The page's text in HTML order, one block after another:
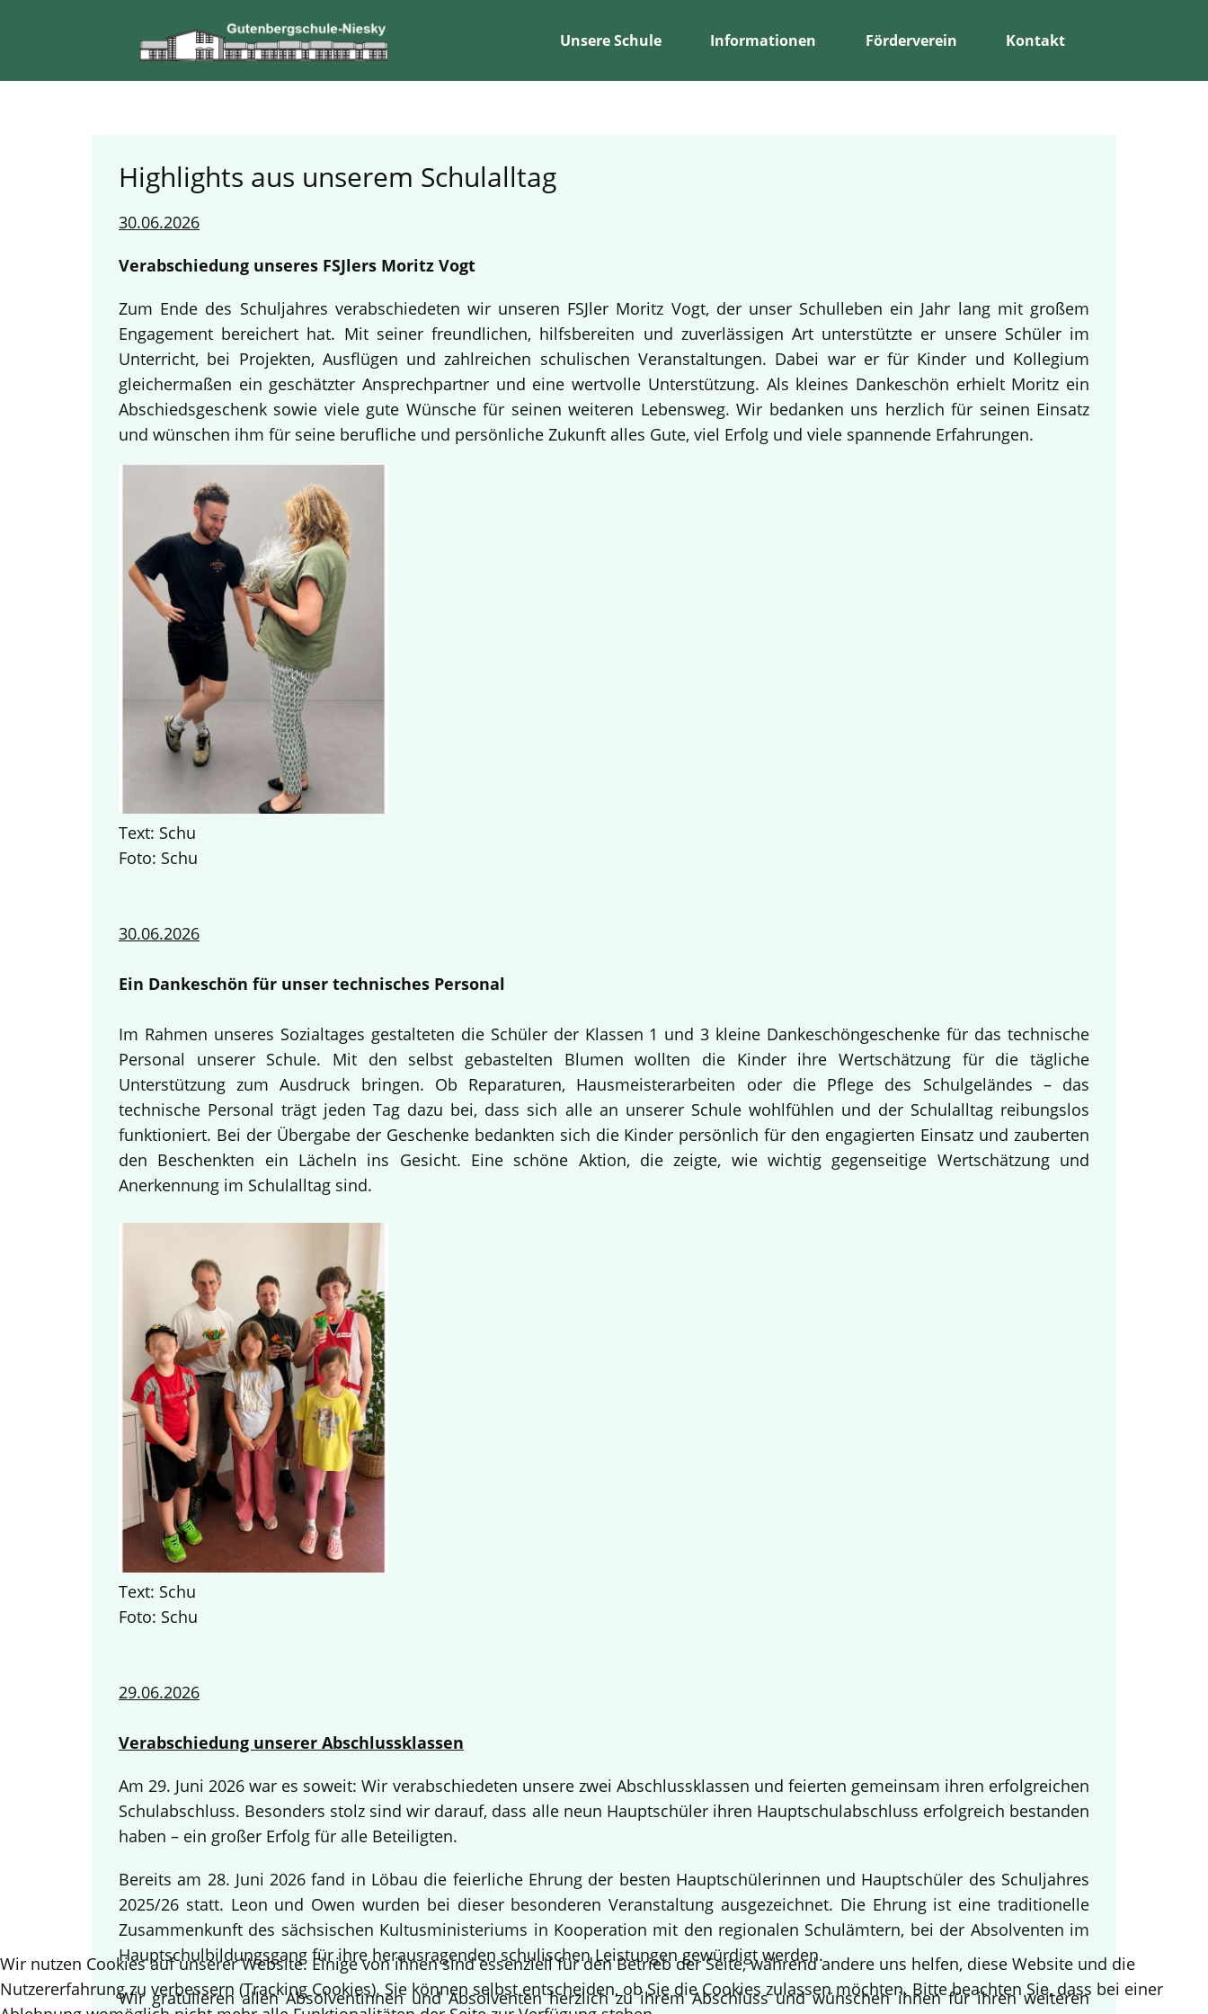
Unsere Schule Informationen Förderverein Kontakt
Highlights aus unserem Schulalltag
30.06.2026
Verabschiedung unseres FSJlers Moritz Vogt
Zum Ende des Schuljahres verabschiedeten wir unseren FSJler Moritz Vogt, der unser Schulleben ein Jahr lang mit großem
Engagement bereichert hat. Mit seiner freundlichen, hilfsbereiten und zuverlässigen Art unterstützte er unsere Schüler im
Unterricht, bei Projekten, Ausflügen und zahlreichen schulischen Veranstaltungen. Dabei war er für Kinder und Kollegium
gleichermaßen ein geschätzter Ansprechpartner und eine wertvolle Unterstützung. Als kleines Dankeschön erhielt Moritz ein
Abschiedsgeschenk sowie viele gute Wünsche für seinen weiteren Lebensweg. Wir bedanken uns herzlich für seinen Einsatz
und wünschen ihm für seine berufliche und persönliche Zukunft alles Gute, viel Erfolg und viele spannende Erfahrungen.
Text: Schu
Foto: Schu
30.06.2026
Ein Dankeschön für unser technisches Personal
Im Rahmen unseres Sozialtages gestalteten die Schüler der Klassen 1 und 3 kleine Dankeschöngeschenke für das technische
Personal unserer Schule. Mit den selbst gebastelten Blumen wollten die Kinder ihre Wertschätzung für die tägliche
Unterstützung zum Ausdruck bringen. Ob Reparaturen, Hausmeisterarbeiten oder die Pflege des Schulgeländes – das
technische Personal trägt jeden Tag dazu bei, dass sich alle an unserer Schule wohlfühlen und der Schulalltag reibungslos
funktioniert. Bei der Übergabe der Geschenke bedankten sich die Kinder persönlich für den engagierten Einsatz und zauberten
den Beschenkten ein Lächeln ins Gesicht. Eine schöne Aktion, die zeigte, wie wichtig gegenseitige Wertschätzung und
Anerkennung im Schulalltag sind.
Text: Schu
Foto: Schu
29.06.2026
Verabschiedung unserer Abschlussklassen
Am 29. Juni 2026 war es soweit: Wir verabschiedeten unsere zwei Abschlussklassen und feierten gemeinsam ihren erfolgreichen
Schulabschluss. Besonders stolz sind wir darauf, dass alle neun Hauptschüler ihren Hauptschulabschluss erfolgreich bestanden
haben – ein großer Erfolg für alle Beteiligten.
Bereits am 28. Juni 2026 fand in Löbau die feierliche Ehrung der besten Hauptschülerinnen und Hauptschüler des Schuljahres
2025/26 statt. Leon und Owen wurden bei dieser besonderen Veranstaltung ausgezeichnet. Die Ehrung ist eine traditionelle
Zusammenkunft des sächsischen Kultusministeriums in Kooperation mit den regionalen Schulämtern, bei der Absolventen im
Hauptschulbildungsgang für ihre herausragenden schulischen Leistungen gewürdigt werden.
Wir gratulieren allen Absolventinnen und Absolventen herzlich zu ihrem Abschluss und wünschen ihnen für ihren weiteren
Wir nutzen Cookies auf unserer Website. Einige von ihnen sind essenziell für den Betrieb der Seite, während andere uns helfen, diese Website und die
Nutzererfahrung zu verbessern (Tracking Cookies). Sie können selbst entscheiden, ob Sie die Cookies zulassen möchten. Bitte beachten Sie, dass bei einer